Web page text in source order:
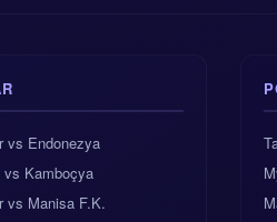
vs Endonezya
vs Kamboçya
vs Manisa F.K.